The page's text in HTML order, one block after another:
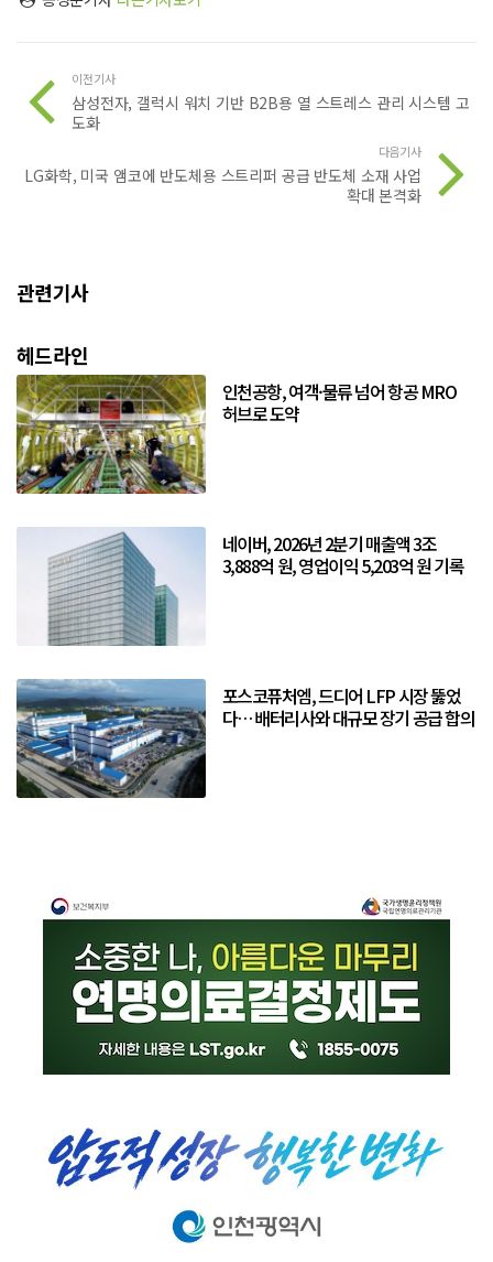
이전기사
삼성전자, 갤럭시 워치 기반 B2B용 열 스트레스 관리 시스템 고
도화
다음기사
LG화학, 미국 앰코에 반도체용 스트리퍼 공급 반도체 소재 사업
확대 본격화
관련기사
헤드라인
인천공항, 여객·물류 넘어 항공 MRO
허브로 도약
네이버, 2026년 2분기 매출액 3조
3,888억 원, 영업이익 5,203억 원 기록
포스코퓨처엠, 드디어 LFP 시장 뚫었
다… 배터리사와 대규모 장기 공급 합의